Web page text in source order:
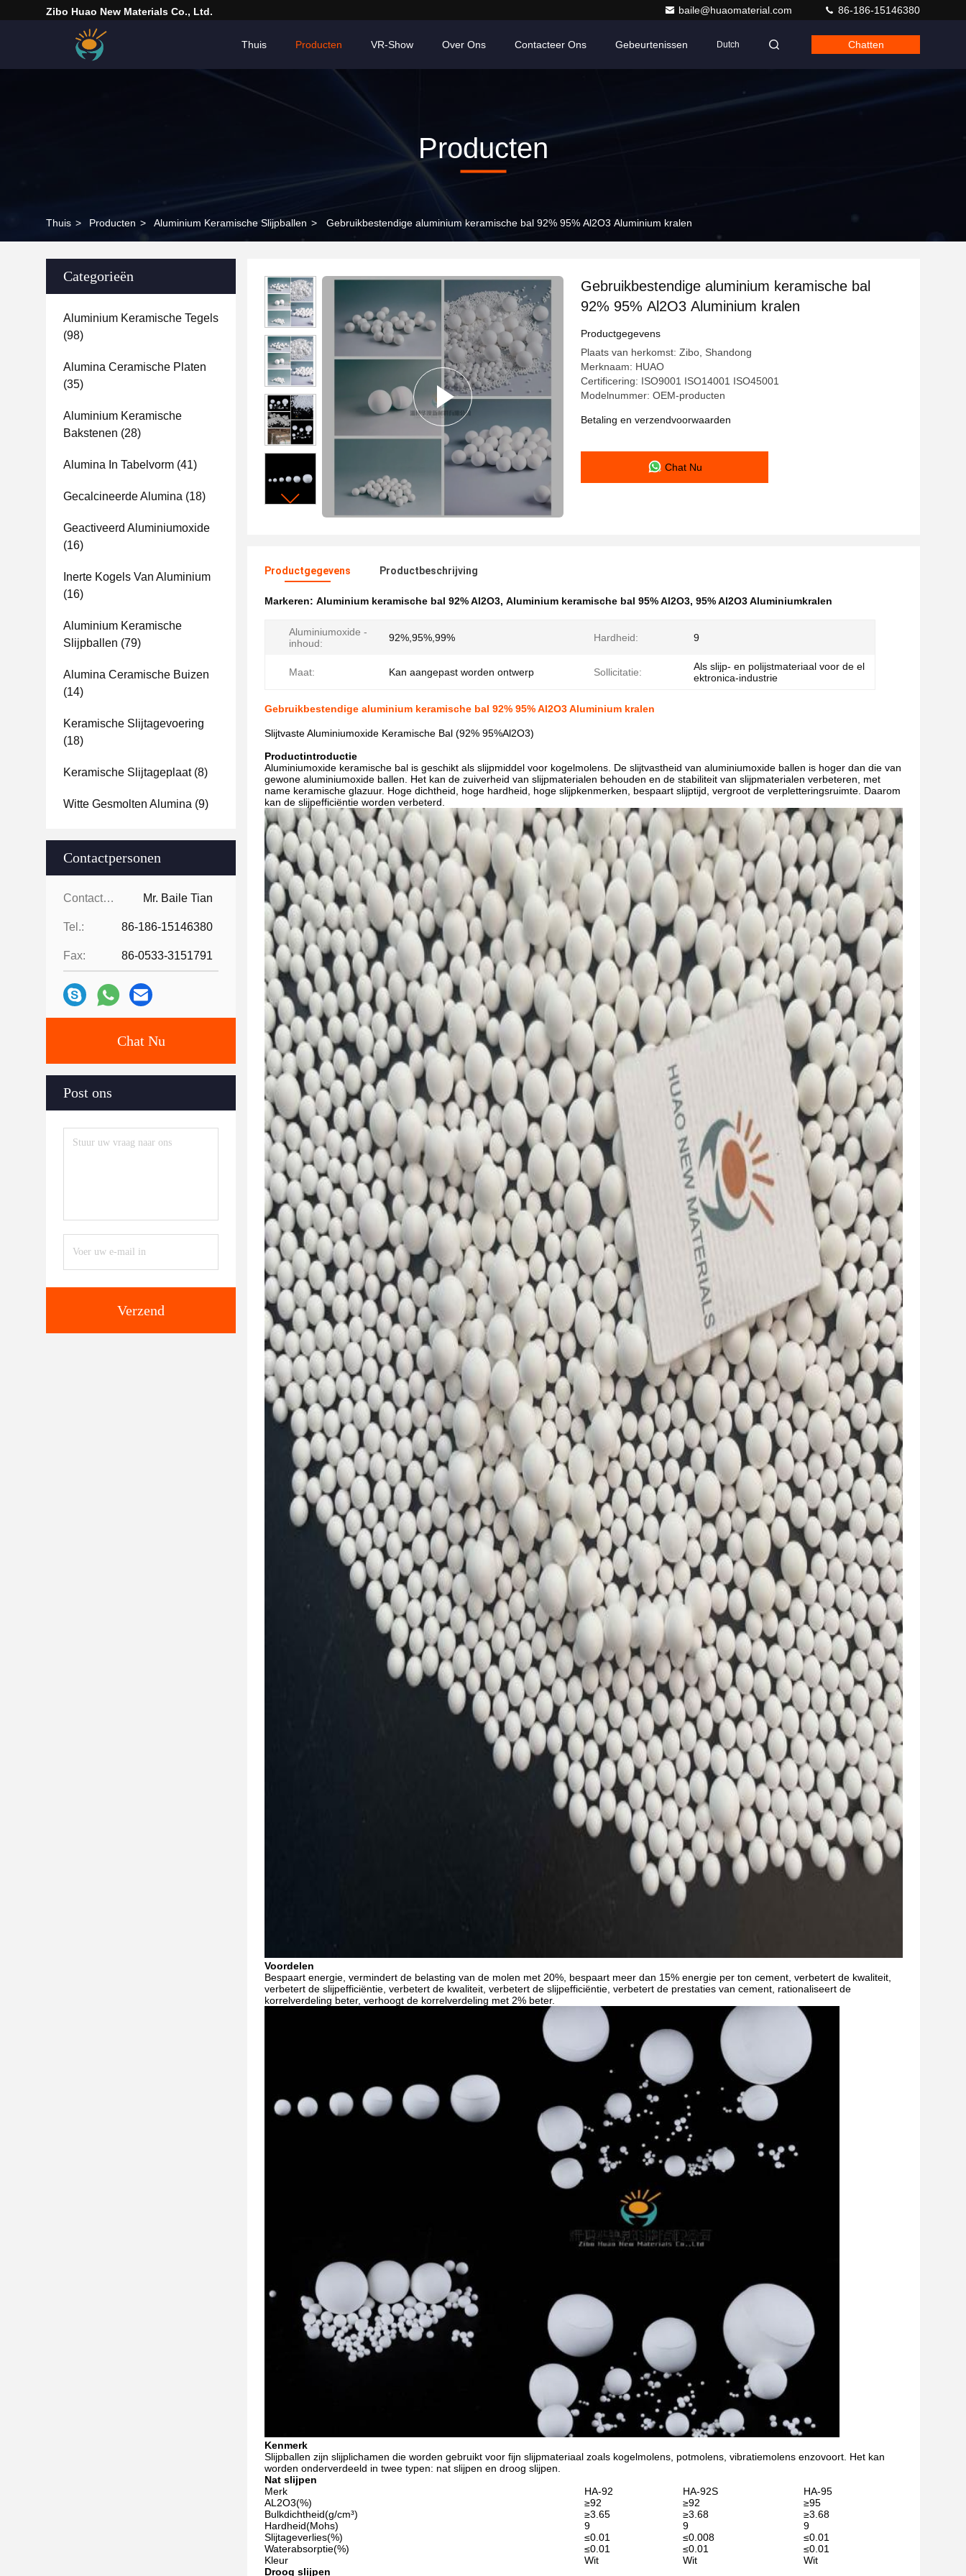
Zibo Huao New Materials Co., Ltd. baile@huaomaterial.com 86-186-15146380
Thuis Producten VR-Show Over Ons Contacteer Ons Gebeurtenissen Dutch Chatten
Producten
Thuis > Producten > Aluminium Keramische Slijpballen > Gebruikbestendige aluminium keramische bal 92% 95% Al2O3 Aluminium kralen
Categorieën
Aluminium Keramische Tegels
(98)
Alumina Ceramische Platen
(35)
Aluminium Keramische
Bakstenen (28)
Alumina In Tabelvorm (41)
Gecalcineerde Alumina (18)
Geactiveerd Aluminiumoxide
(16)
Inerte Kogels Van Aluminium
(16)
Aluminium Keramische
Slijpballen (79)
Alumina Ceramische Buizen
(14)
Keramische Slijtagevoering
(18)
Keramische Slijtageplaat(8)
Witte Gesmolten Alumina (9)
Contactpersonen
Contactpersonen: Mr. Baile Tian
Tel.: 86-186-15146380
Fax: 86-0533-3151791
Chat Nu
Post ons
Verzend
Gebruikbestendige aluminium keramische bal
92% 95% Al2O3 Aluminium kralen
Productgegevens
Plaats van herkomst: Zibo, Shandong
Merknaam: HUAO
Certificering: ISO9001 ISO14001 ISO45001
Modelnummer: OEM-producten
Betaling en verzendvoorwaarden
Chat Nu
Productgegevens Productbeschrijving
Markeren: Aluminium keramische bal 92% Al2O3, Aluminium keramische bal 95% Al2O3, 95% Al2O3 Aluminiumkralen
Aluminiumoxide -
inhoud:
92%,95%,99% Hardheid: 9
Maat: Kan aangepast worden ontwerp Sollicitatie:
Als slijp- en polijstmateriaal voor de el
ektronica-industrie
Gebruikbestendige aluminium keramische bal 92% 95% Al2O3 Aluminium kralen
Slijtvaste Aluminiumoxide Keramische Bal (92% 95%Al2O3)
Productintroductie
Aluminiumoxide keramische bal is geschikt als slijpmiddel voor kogelmolens. De slijtvastheid van aluminiumoxide ballen is hoger dan die van
gewone aluminiumoxide ballen. Het kan de zuiverheid van slijpmaterialen behouden en de stabiliteit van slijpmaterialen verbeteren, met
name keramische glazuur. Hoge dichtheid, hoge hardheid, hoge slijpkenmerken, bespaart slijptijd, vergroot de verpletteringsruimte. Daarom
kan de slijpefficiëntie worden verbeterd.
Voordelen
Bespaart energie, vermindert de belasting van de molen met 20%, bespaart meer dan 15% energie per ton cement, verbetert de kwaliteit,
verbetert de slijpefficiëntie, verbetert de kwaliteit, verbetert de slijpefficiëntie, verbetert de prestaties van cement, rationaliseert de
korrelverdeling beter, verhoogt de korrelverdeling met 2% beter.
Kenmerk
Slijpballen zijn slijplichamen die worden gebruikt voor fijn slijpmateriaal zoals kogelmolens, potmolens, vibratiemolens enzovoort. Het kan
worden onderverdeeld in twee typen: nat slijpen en droog slijpen.
Nat slijpen
Merk
HA-92 HA-92S
HA-95
AL2O3(%)
≥92 ≥92
≥95
Bulkdichtheid(g/cm³)
≥3.65 ≥3.68
≥3.68
Hardheid(Mohs)
9 9
9
Slijtageverlies(%)
≤0.01 ≤0.008
≤0.01
Waterabsorptie(%)
≤0.01 ≤0.01
≤0.01
Kleur
Wit Wit
Wit
Droog slijpen